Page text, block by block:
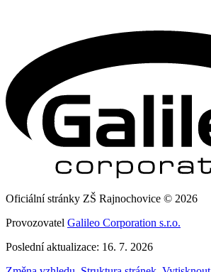
Oficiální stránky ZŠ Rajnochovice © 2026
Provozovatel Galileo Corporation s.r.o.
Poslední aktualizace: 16. 7. 2026